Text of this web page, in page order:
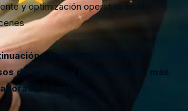
y optimización operativa en la
para explorar nuestros
de clientes y profundizar en más
exitosas.